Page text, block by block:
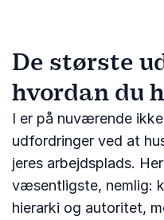
De største
hvordan du
I er på nuværende
udfordringer ved at
jeres arbejdsplads.
væsentligste, nemlig:
hierarki og autoritet,